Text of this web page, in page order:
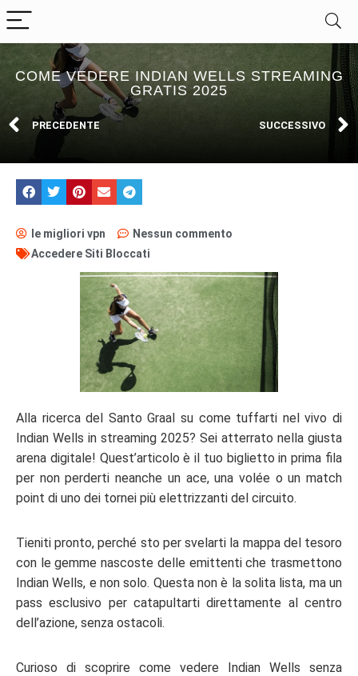
COME VEDERE INDIAN WELLS STREAMING
GRATIS 2025
PRECEDENTE SUCCESSIVO
le migliori vpn
Nessun commento
Accedere Siti Bloccati
Alla ricerca del Santo Graal su come tuffarti nel vivo di
Indian Wells in streaming 2025? Sei atterrato nella giusta
arena digitale! Quest’articolo è il tuo biglietto in prima fila
per non perderti neanche un ace, una volée o un match
point di uno dei tornei più elettrizzanti del circuito.
Tieniti pronto, perché sto per svelarti la mappa del tesoro
con le gemme nascoste delle emittenti che trasmettono
Indian Wells, e non solo. Questa non è la solita lista, ma un
pass esclusivo per catapultarti direttamente al centro
dell’azione, senza ostacoli.
Curioso di scoprire come vedere Indian Wells senza